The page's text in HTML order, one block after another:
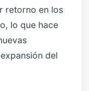
retorno en los
lo que hace
del